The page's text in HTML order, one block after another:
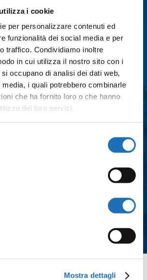
i cookie
per personalizzare contenuti ed
funzionalità dei social media e per
traffico. Condividiamo inoltre
in cui utilizza il nostro sito con i
occupano di analisi dei dati web,
i quali potrebbero combinarle
che ha fornito loro o che hanno
dei loro servizi.
Mostra dettagli
*
*
all'iscrizione alla